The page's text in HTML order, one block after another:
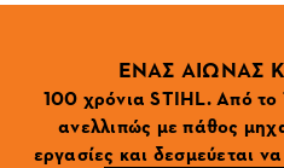
ΕΝΑΣ ΑΙΩΝΑΣ
100 χρόνια STIHL. Από το
ανελλιπώς με πάθος
εργασίες και δεσμεύεται